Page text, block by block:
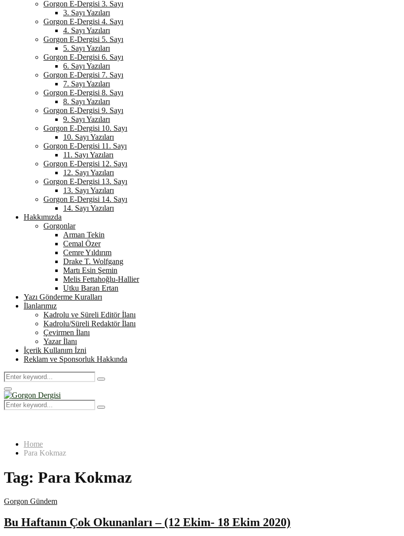
Gorgon E-Dergisi 3. Sayı
3. Sayı Yazıları
Gorgon E-Dergisi 4. Sayı
4. Sayı Yazıları
Gorgon E-Dergisi 5. Sayı
5. Sayı Yazıları
Gorgon E-Dergisi 6. Sayı
6. Sayı Yazıları
Gorgon E-Dergisi 7. Sayı
7. Sayı Yazıları
Gorgon E-Dergisi 8. Sayı
8. Sayı Yazıları
Gorgon E-Dergisi 9. Sayı
9. Sayı Yazıları
Gorgon E-Dergisi 10. Sayı
10. Sayı Yazıları
Gorgon E-Dergisi 11. Sayı
11. Sayı Yazıları
Gorgon E-Dergisi 12. Sayı
12. Sayı Yazıları
Gorgon E-Dergisi 13. Sayı
13. Sayı Yazıları
Gorgon E-Dergisi 14. Sayı
14. Sayı Yazıları
Hakkımızda
Gorgonlar
Arman Tekin
Cemal Özer
Cemre Yıldırım
Drake T. Wolfgang
Martı Esin Şemin
Melis Fettahoğlu-Hallier
Utku Baran Ertan
Yazı Gönderme Kuralları
İlanlarımız
Kadrolu ve Süreli Editör İlanı
Kadrolu/Süreli Redaktör İlanı
Çevirmen İlanı
Yazar İlanı
İçerik Kullanım İzni
Reklam ve Sponsorluk Hakkında
Search
for:
Search
Primary
Menu
Search
for:
Search
Home
Para Kokmaz
Tag: Para Kokmaz
Gorgon Gündem
Bu Haftanın Çok Okunanları – (12 Ekim- 18 Ekim 2020)